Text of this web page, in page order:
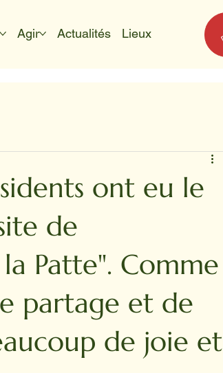
Agir Actualités Lieux
ont eu le
de
Patte". Comme
partage et de
de joie et